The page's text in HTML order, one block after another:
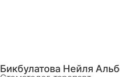
Бикбулатова Нейля